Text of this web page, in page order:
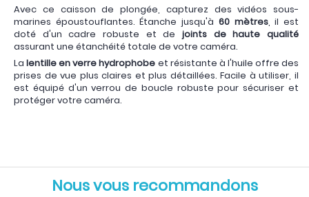
Avec ce caisson de plongée, capturez des vidéos sous-
marines époustouflantes. Étanche jusqu'à 60 mètres, il est
doté d'un cadre robuste et de joints de haute qualité
assurant une étanchéité totale de votre caméra.
Lalentille en verre hydrophobe et résistante à l'huile offre des
prises de vue plus claires et plus détaillées. Facile à utiliser, il
est équipé d'un verrou de boucle robuste pour sécuriser et
protéger votre caméra.
Nous vous recommandons